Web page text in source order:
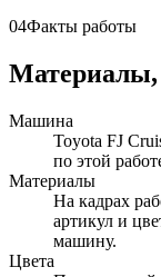
04Факты работы
Материалы,
Машина
Toyota FJ
по этой
Материалы
На кадрах
артикул и
машину.
Цвета